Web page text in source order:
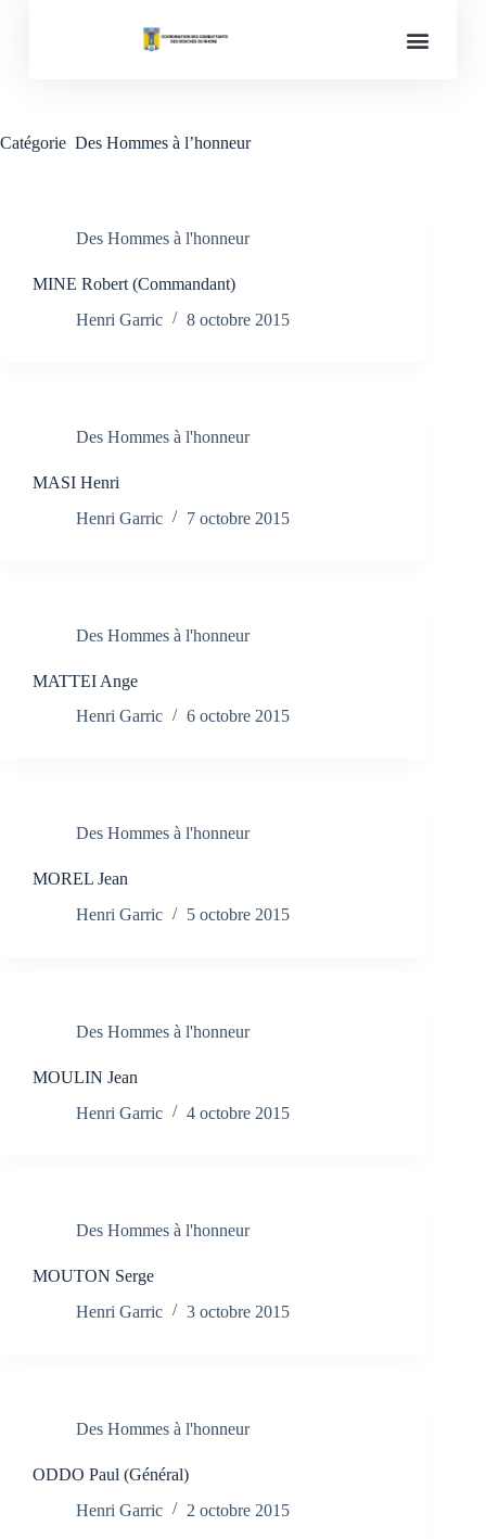
Catégorie Des Hommes à l’honneur
Des Hommes à l'honneur
MINE Robert (Commandant)
Henri Garric
8 octobre 2015
Des Hommes à l'honneur
MASI Henri
Henri Garric
7 octobre 2015
Des Hommes à l'honneur
MATTEI Ange
Henri Garric
6 octobre 2015
Des Hommes à l'honneur
MOREL Jean
Henri Garric
5 octobre 2015
Des Hommes à l'honneur
MOULIN Jean
Henri Garric
4 octobre 2015
Des Hommes à l'honneur
MOUTON Serge
Henri Garric
3 octobre 2015
Des Hommes à l'honneur
ODDO Paul (Général)
Henri Garric
2 octobre 2015